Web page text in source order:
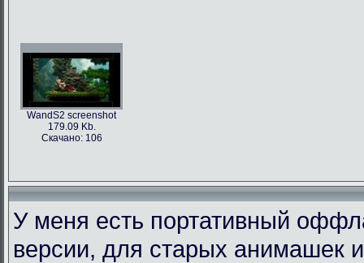
WandS2 screenshot
179.09 Kb.
Скачано: 106
У меня есть портативный
версии, для старых анимашек